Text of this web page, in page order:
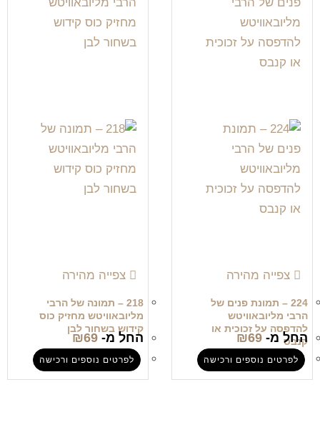
צפייה מהירה
224 – תמונת פנים של
הרבי מליובאוויטש
להדפסה על זכוכית או
קנבס
החל מ- ₪69
לפרטים נוספים ורכישה
צפייה מהירה
218 – תמונה של הרבי
מליובאוויטש מחזיק כוס
קידוש בשחור לבן
החל מ- ₪69
לפרטים נוספים ורכישה